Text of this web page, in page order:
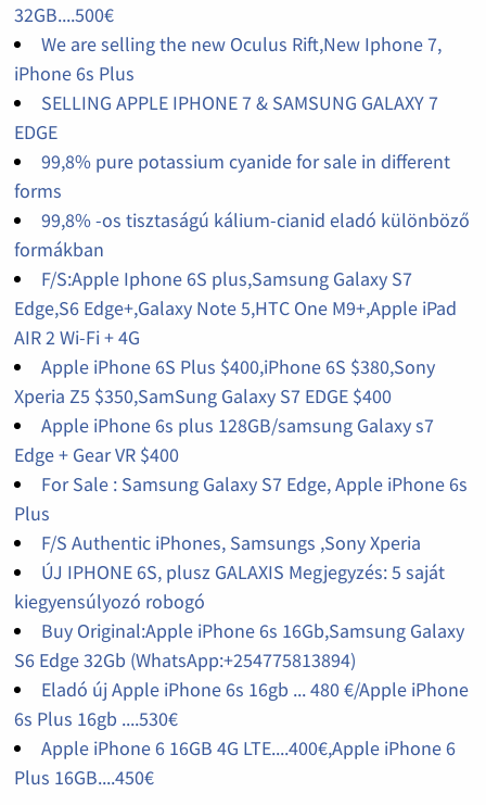
32GB....500€
We are selling the new Oculus Rift,New Iphone 7,
iPhone 6s Plus
SELLING APPLE IPHONE 7 & SAMSUNG GALAXY 7
EDGE
99,8% pure potassium cyanide for sale in different
forms
99,8% -os tisztaságú kálium-cianid eladó különböző
formákban
F/S:Apple Iphone 6S plus,Samsung Galaxy S7
Edge,S6 Edge+,Galaxy Note 5,HTC One M9+,Apple iPad
AIR 2 Wi-Fi + 4G
Apple iPhone 6S Plus $400,iPhone 6S $380,Sony
Xperia Z5 $350,SamSung Galaxy S7 EDGE $400
Apple iPhone 6s plus 128GB/samsung Galaxy s7
Edge + Gear VR $400
For Sale : Samsung Galaxy S7 Edge, Apple iPhone 6s
Plus
F/S Authentic iPhones, Samsungs ,Sony Xperia
ÚJ IPHONE 6S, plusz GALAXIS Megjegyzés: 5 saját
kiegyensúlyozó robogó
Buy Original:Apple iPhone 6s 16Gb,Samsung Galaxy
S6 Edge 32Gb (WhatsApp:+254775813894)
Eladó új Apple iPhone 6s 16gb ... 480 €/Apple iPhone
6s Plus 16gb ....530€
Apple iPhone 6 16GB 4G LTE....400€,Apple iPhone 6
Plus 16GB....450€